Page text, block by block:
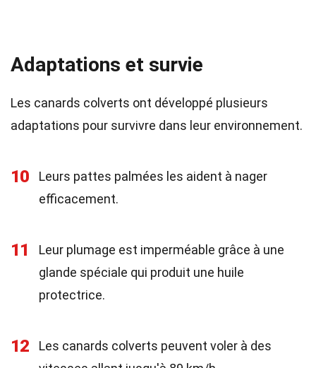
Adaptations et survie
Les canards colverts ont développé plusieurs
adaptations pour survivre dans leur environnement.
10
Leurs pattes palmées les aident à nager
efficacement.
11
Leur plumage est imperméable grâce à une
glande spéciale qui produit une huile
protectrice.
12
Les canards colverts peuvent voler à des